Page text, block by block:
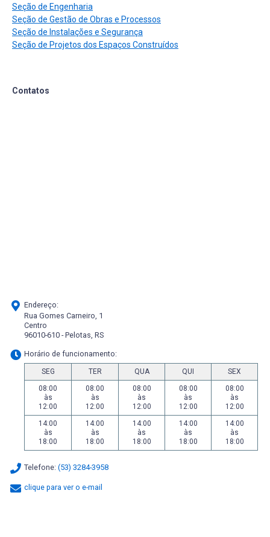
Seção de Engenharia
Seção de Gestão de Obras e Processos
Seção de Instalações e Segurança
Seção de Projetos dos Espaços Construídos
Contatos
Endereço:
Rua Gomes Carneiro, 1
Centro
96010-610 - Pelotas, RS
Horário de funcionamento:
SEG TER QUA QUI
SEX
08:00
às
12:00
08:00
às
12:00
08:00
às
12:00
08:00
às
12:00
08:00
às
12:00
14:00
às
18:00
14:00
às
18:00
14:00
às
18:00
14:00
às
18:00
14:00
às
18:00
Telefone: (53) 3284-3958
clique para ver o e-mail